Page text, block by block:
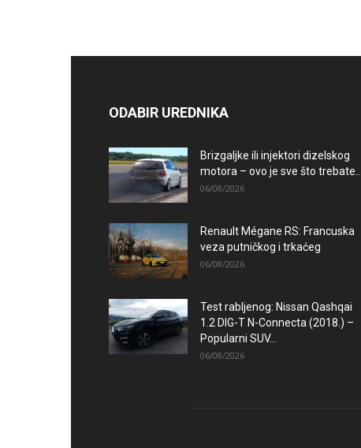
ODABIR UREDNIKA
Brizgaljke ili injektori dizelskog
motora – ovo je sve što trebate...
06/08/2026
Renault Mégane RS: Francuska
veza putničkog i trkaćeg
06/08/2026
Test rabljenog: Nissan Qashqai
1.2 DIG-T N-Connecta (2018.) –
Popularni SUV...
06/08/2026